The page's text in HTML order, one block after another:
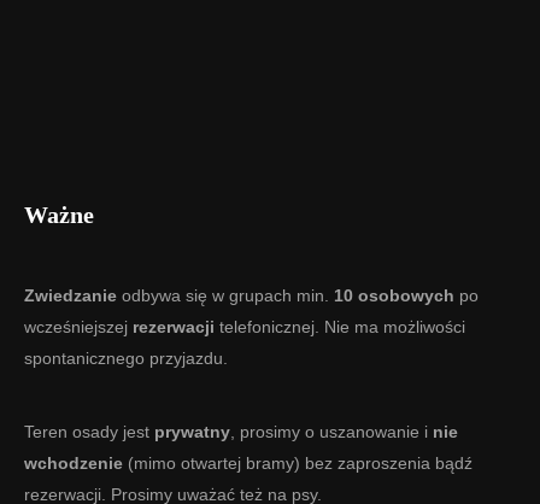
Ważne
Zwiedzanie odbywa się w grupach min. 10 osobowych po
wcześniejszej rezerwacji telefonicznej. Nie ma możliwości
spontanicznego przyjazdu.
Teren osady jest prywatny , prosimy o uszanowanie i nie
wchodzenie (mimo otwartej bramy) bez zaproszenia bądź
rezerwacji. Prosimy uważać też na psy.